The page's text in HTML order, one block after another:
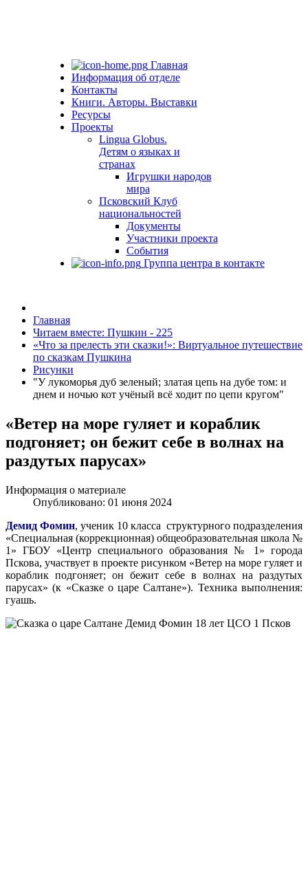
Главная
Информация об отделе
Контакты
Книги. Авторы. Выставки
Ресурсы
Проекты
Lingua Globus.
Детям о языках и
странах
Игрушки народов
мира
Псковский Клуб
национальностей
Документы
Участники проекта
События
Группа центра в контакте
Главная
Читаем вместе: Пушкин - 225
«Что за прелесть эти сказки!»: Виртуальное путешествие
по сказкам Пушкина
Рисунки
"У лукоморья дуб зеленый; златая цепь на дубе том: и
днем и ночью кот учёный всё ходит по цепи кругом"
«Ветер на море гуляет и кораблик
подгоняет; он бежит себе в волнах на
раздутых парусах»
Информация о материале
Опубликовано: 01 июня 2024
Демид Фомин, ученик 10 класса структурного подразделения
«Специальная (коррекционная) общеобразовательная школа №
1» ГБОУ «Центр специального образования № 1» города
Пскова, участвует в проекте рисунком «Ветер на море гуляет и
кораблик подгоняет; он бежит себе в волнах на раздутых
парусах» (к «Сказке о царе Салтане»). Техника выполнения:
гуашь.